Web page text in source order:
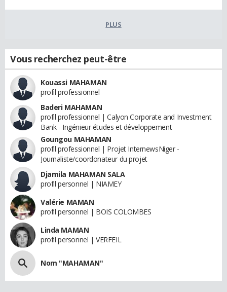
PLUS
Vous recherchez peut-être
Kouassi MAHAMAN
profil professionnel
Baderi MAHAMAN
profil professionnel | Calyon Corporate and Investment
Bank - Ingénieur études et développement
Goungou MAHAMAN
profil professionnel | Projet InternewsNiger -
Journaliste/coordonateur du projet
Djamila MAHAMAN SALA
profil personnel | NIAMEY
Valérie MAMAN
profil personnel | BOIS COLOMBES
Linda MAMAN
profil personnel | VERFEIL
Nom "MAHAMAN"